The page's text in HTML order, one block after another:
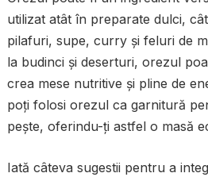
utilizat atât în preparate dulci,
pilafuri, supe, curry și feluri de
la budinci și deserturi, orezul
crea mese nutritive și pline de
poți folosi orezul ca garnitură
pește, oferindu-ți astfel o masă
Iată câteva sugestii pentru a